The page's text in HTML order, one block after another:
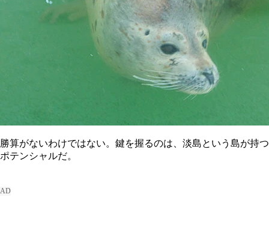
勝算がないわけではない。鍵を握るのは、淡島という島が持つ
ポテンシャルだ。